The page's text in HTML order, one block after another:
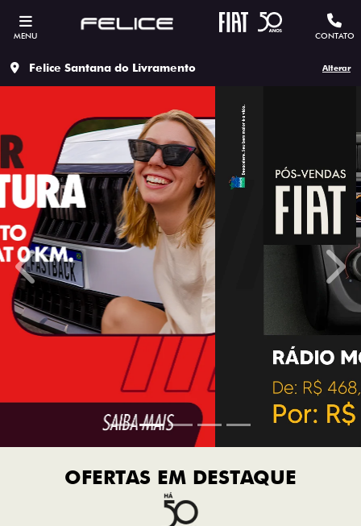
MENU CONTATO
Felice Santana do Livramento Alterar
templates.template-
OFERTAS EM DESTAQUE